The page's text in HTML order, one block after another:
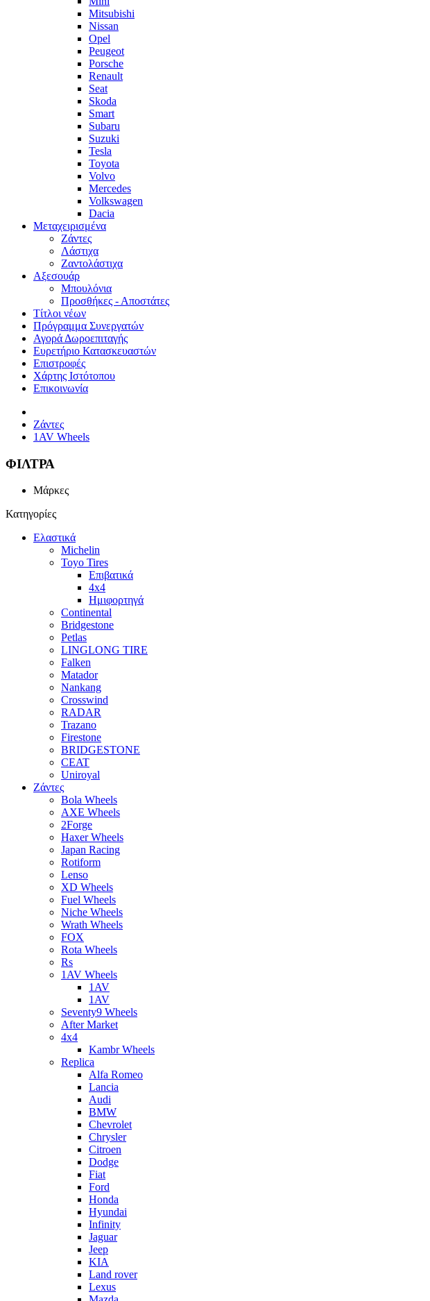
Mitsubishi
Nissan
Opel
Peugeot
Porsche
Renault
Seat
Skoda
Smart
Subaru
Suzuki
Tesla
Toyota
Volvo
Mercedes
Volkswagen
Dacia
Μεταχειρισμένα
Zάντες
Λάστιχα
Ζαντολάστιχα
Αξεσουάρ
Μπουλόνια
Προσθήκες - Αποστάτες
Τίτλοι νέων
Πρόγραμμα Συνεργατών
Αγορά Δωροεπιταγής
Ευρετήριο Κατασκευαστών
Επιστροφές
Χάρτης Ιστότοπου
Επικοινωνία
Ζάντες
1AV Wheels
ΦΙΛΤΡΑ
Μάρκες
Κατηγορίες
Ελαστικά
Michelin
Toyo Tires
Επιβατικά
4x4
Ημιφορτηγά
Continental
Bridgestone
Petlas
LINGLONG TIRE
Falken
Matador
Nankang
Crosswind
RADAR
Trazano
Firestone
BRIDGESTONE
CEAT
Uniroyal
Ζάντες
Bola Wheels
AXE Wheels
2Forge
Haxer Wheels
Japan Racing
Rotiform
Lenso
XD Wheels
Fuel Wheels
Niche Wheels
Wrath Wheels
FOX
Rota Wheels
Rs
1AV Wheels
1AV
1AV
Seventy9 Wheels
After Market
4x4
Kambr Wheels
Replica
Alfa Romeo
Lancia
Audi
BMW
Chevrolet
Chrysler
Citroen
Dodge
Fiat
Ford
Honda
Hyundai
Infinity
Jaguar
Jeep
KIA
Land rover
Lexus